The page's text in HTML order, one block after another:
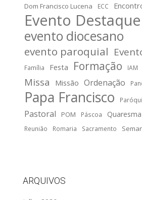
Dom Francisco Lucena
ECC
Evento Destaque
evento diocesano
evento paroquial
Família Festa Formação IAM
Missa Missão Ordenação
Papa Francisco
Pastoral
POM Páscoa Quaresma
Reunião Romaria Sacramento
ARQUIVOS